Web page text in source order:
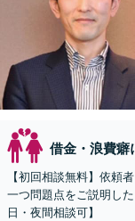
借金・浪費癖
【初回相談無料】依頼
一つ問題点をご説明し
日・夜間相談可】